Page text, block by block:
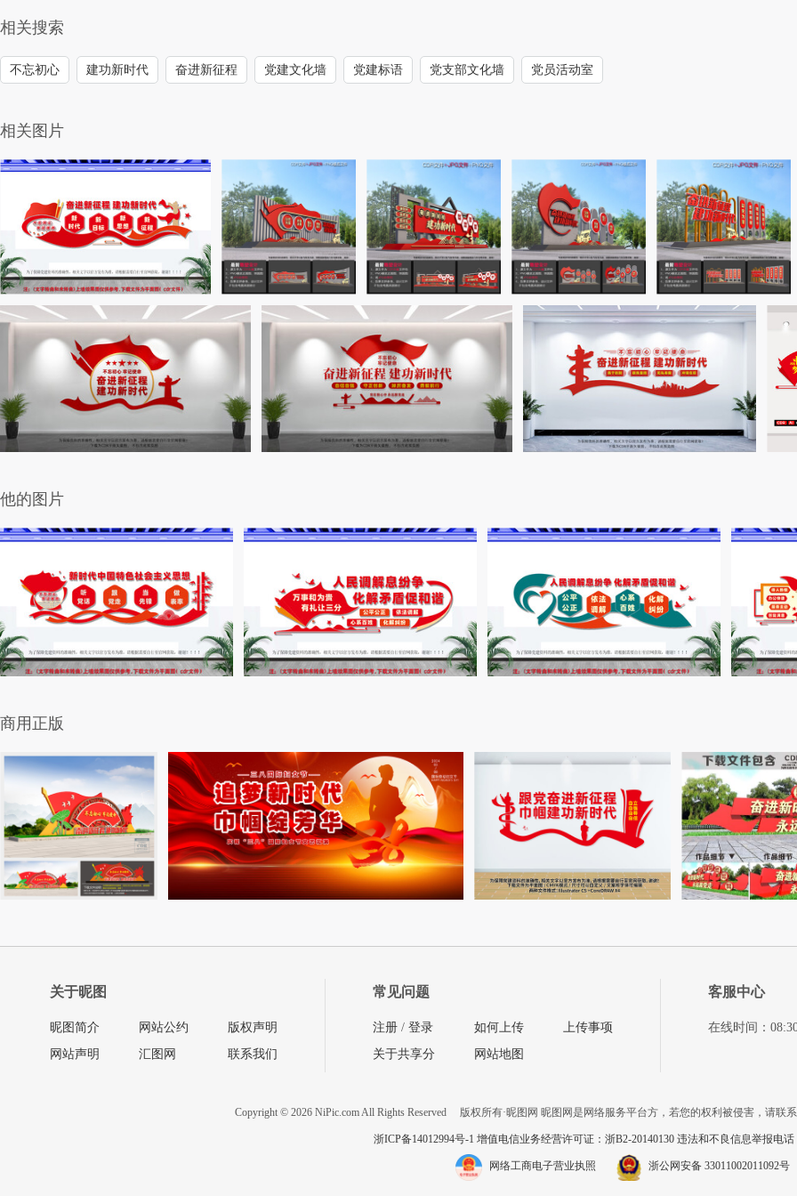
相关搜索
不忘初心 建功新时代 奋进新征程 党建文化墙 党建标语 党支部文化墙 党员活动室
相关图片
他的图片
商用正版
关于昵图
昵图简介
网站声明
网站公约
汇图网
版权声明
联系我们
常见问题
注册 / 登录
关于共享分
如何上传
网站地图
上传事项
客服中心
在线时间：
Copyright © 2026 NiPic.com All Rights Reserved 版权所有·昵图网 昵图网是网络服务平台方，若您的权利被侵害，请联
浙ICP备14012994号-1 增值电信业务经营许可证：浙B2-20140130 违法和不良信息举报电话
网络工商电子营业执照 浙公网安备 33011002011092号